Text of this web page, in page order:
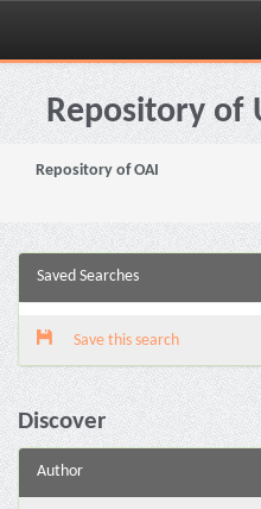
Skip
navigationRepository of
Repository of OAI
Saved Searches
Save this search
Discover
Author